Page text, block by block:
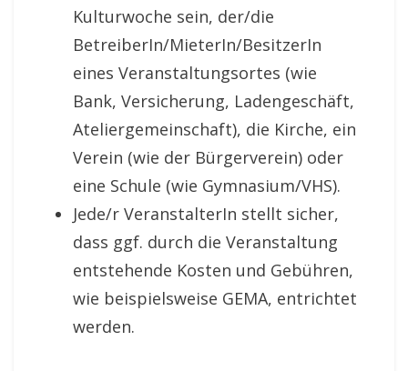
Kultur­woche sein, der/die
BetreiberIn/MieterIn/BesitzerIn
eines Veran­stal­tungsortes (wie
Bank, Versiche­rung, Laden­ge­schäft,
Ateliergemein­schaft), die Kirche, ein
Verein (wie der Bürger­verein) oder
eine Schule (wie Gymnasium/VHS).
Jede/r VeranstalterIn stellt sicher,
dass ggf. durch die Veran­stal­tung
entstehende Kosten und Gebühren,
wie beispielsweise GEMA, ent­richtet
werden.